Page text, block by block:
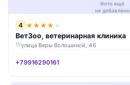
Фото ещё
не добавлено
4 ★★★★ ★
ВетЗоо, ветеринарная клиника
улица Веры Волошиной, 46
+79916290161